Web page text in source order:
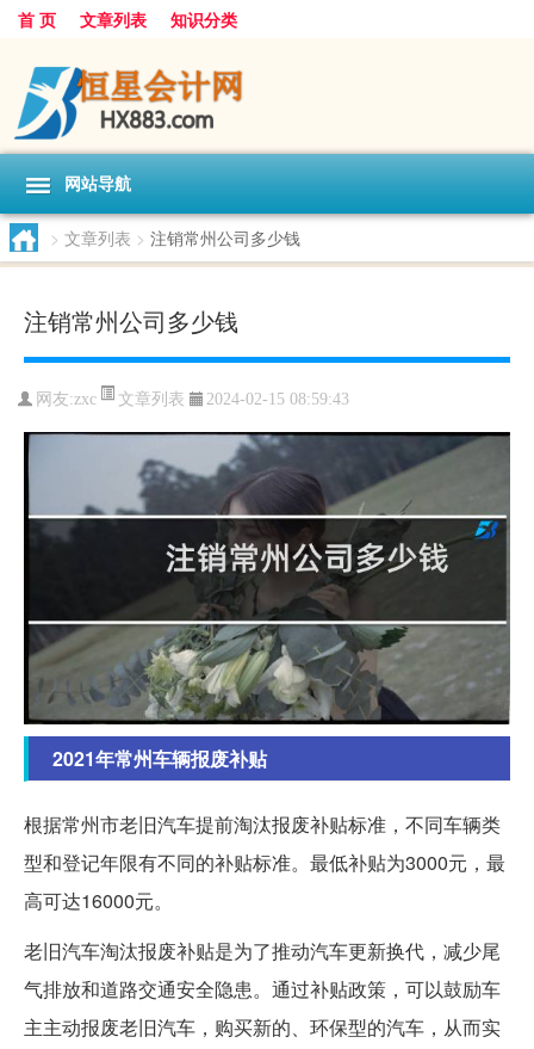
首 页 文章列表 知识分类
网站导航
> 文章列表 > 注销常州公司多少钱
注销常州公司多少钱
网友:zxc 文章列表 2024-02-15 08:59:43
2021年常州车辆报废补贴
根据常州市老旧汽车提前淘汰报废补贴标准，不同车辆类
型和登记年限有不同的补贴标准。最低补贴为3000元，最
高可达16000元。
老旧汽车淘汰报废补贴是为了推动汽车更新换代，减少尾
气排放和道路交通安全隐患。通过补贴政策，可以鼓励车
主主动报废老旧汽车，购买新的、环保型的汽车，从而实